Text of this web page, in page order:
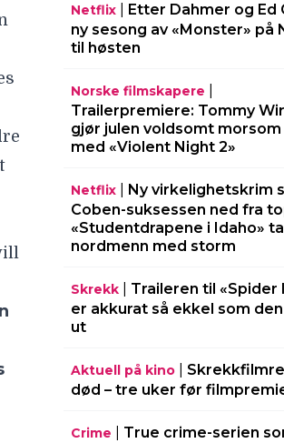
Netflix| Etter Dahmer og Ed
ny sesong av «Monster» på
til høsten
Norske filmskapere
Trailerpremiere: Tommy
gjør julen voldsomt morsom
med «Violent Night 2»
Netflix| Ny virkelighetskrim
Coben-suksessen ned fra
«Studentdrapene i Idaho»
nordmenn med storm
Skrekk| Traileren til «Spider
er akkurat så ekkel som
ut
Aktuell på kino|
død – tre uker før
Crime
True crime-serien